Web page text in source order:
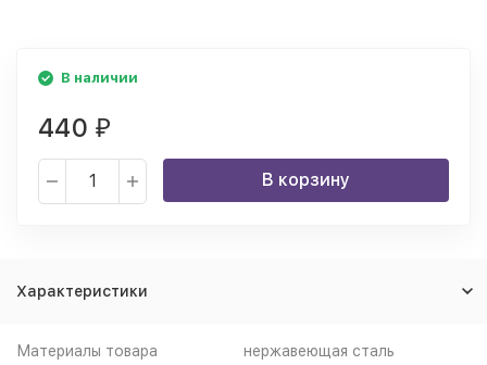
В наличии
440 ₽
В корзину
Характеристики
Материалы товара нержавеющая cталь